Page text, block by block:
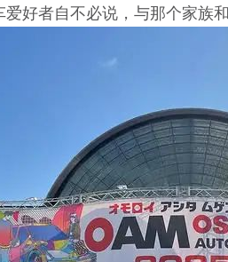
好者自不必说，与那个家族